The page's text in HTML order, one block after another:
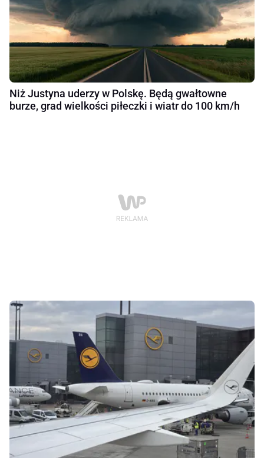
Niż Justyna uderzy w Polskę. Będą gwałtowne
burze, grad wielkości piłeczki i wiatr do 100 km/h